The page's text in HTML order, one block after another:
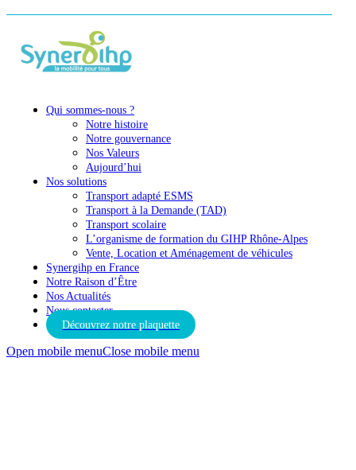
Qui sommes-nous ?
Notre histoire
Notre gouvernance
Nos Valeurs
Aujourd’hui
Nos solutions
Transport adapté ESMS
Transport à la Demande (TAD)
Transport scolaire
L’organisme de formation du GIHP Rhône-Alpes
Vente, Location et Aménagement de véhicules
Synergihp en France
Notre Raison d’Être
Nos Actualités
Nous contacter
Découvrez notre plaquette
Open mobile menuClose mobile menu